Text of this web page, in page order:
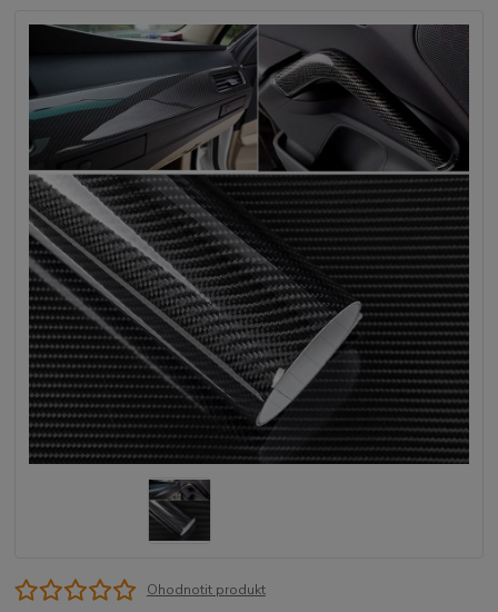
Ohodnotit produkt